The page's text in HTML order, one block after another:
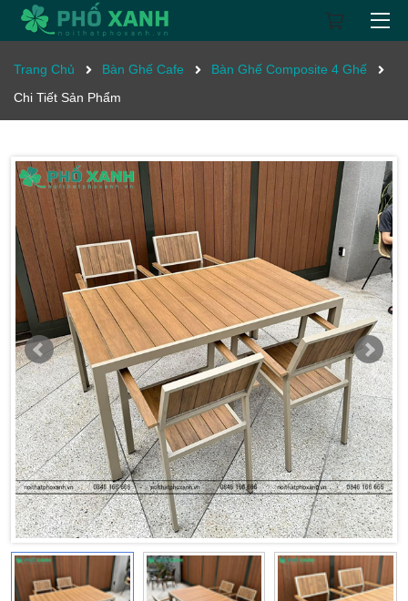
Trang Chủ Bàn Ghế Cafe
Bàn Ghế Composite 4 Ghế
Chi Tiết Sản Phẩm